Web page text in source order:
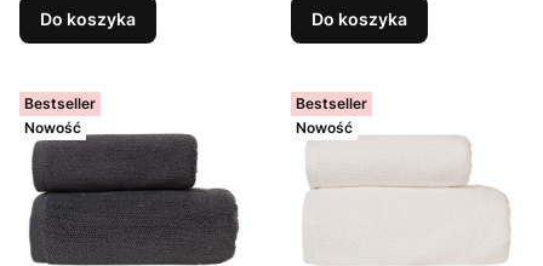
Do koszyka Do koszyka
Bestseller
Nowość
Bestseller
Nowość